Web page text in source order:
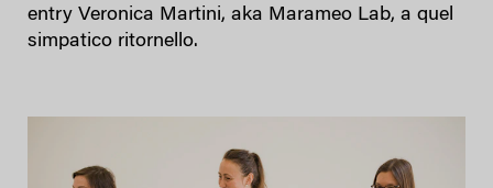
entry Veronica Martini, aka Marameo Lab, a quel
simpatico ritornello.